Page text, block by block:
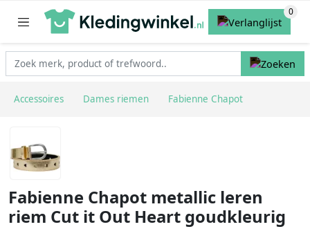
Accessoires Dames riemen Fabienne Chapot
Fabienne Chapot metallic leren
riem Cut it Out Heart goudkleurig